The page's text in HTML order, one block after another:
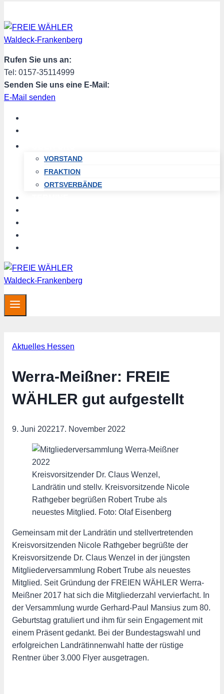
Inhalt
springen
Rufen Sie uns an:
Tel: 0157-35114999
Senden Sie uns eine E-Mail:
E-Mail senden
VORSTAND
FRAKTION
ORTSVERBÄNDE
Aktuelles Hessen
Werra-Meißner: FREIE
WÄHLER gut aufgestellt
9. Juni 202217. November 2022
Kreisvorsitzender Dr. Claus Wenzel,
Landrätin und stellv. Kreisvorsitzende Nicole
Rathgeber begrüßen Robert Trube als
neuestes Mitglied. Foto: Olaf Eisenberg
Gemeinsam mit der Landrätin und stellvertretenden
Kreisvorsitzenden Nicole Rathgeber begrüßte der
Kreisvorsitzende Dr. Claus Wenzel in der jüngsten
Mitgliederversammlung Robert Trube als neuestes
Mitglied. Seit Gründung der FREIEN WÄHLER Werra-
Meißner 2017 hat sich die Mitgliederzahl vervierfacht. In
der Versammlung wurde Gerhard-Paul Mansius zum 80.
Geburtstag gratuliert und ihm für sein Engagement mit
einem Präsent gedankt. Bei der Bundestagswahl und
erfolgreichen Landrätinnenwahl hatte der rüstige
Rentner über 3.000 Flyer ausgetragen.